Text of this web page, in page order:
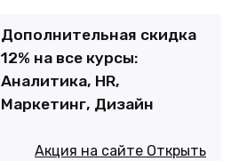
Дополнительная скидка
12% на все курсы:
Аналитика, HR,
Маркетинг, Дизайн
Акция на сайте Открыть